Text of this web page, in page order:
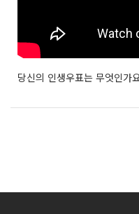
당신의 인생우표는 무엇인가